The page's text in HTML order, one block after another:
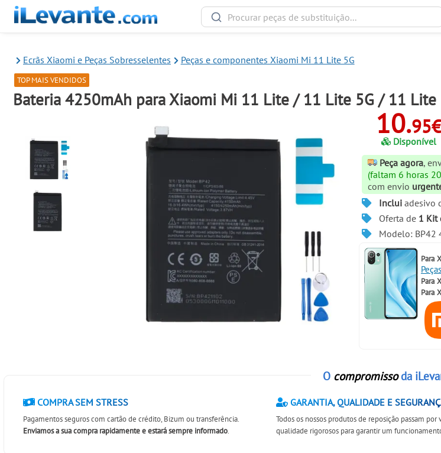
Ecrãs Xiaomi e Peças Sobresselentes Peças e componentes Xiaomi Mi 11 Lite 5G
TOP MAIS VENDIDOS
Bateria 4250mAh para Xiaomi Mi 11 Lite / 11 Lite 5G / 11 Lite
10.95€
Disponível
Peça agora,
(faltam 6 horas
com envio
Incluiadesivo
Oferta de 1 Kit
Modelo: BP42
Para
Para
Para
O compromissoda
COMPRA SEM STRESS
Pagamentos seguros com cartão de crédito, Bizum ou transferência.
Enviamos a sua compra rapidamente e estará sempre informado.
GARANTIA, QUALIDADE E
Todos os nossos produtos de reposição passam por
qualidade rigorosos para garantir um